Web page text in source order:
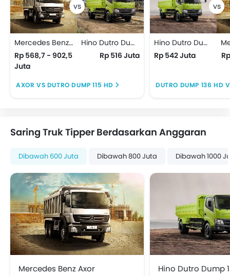
Mercedes Benz Axor
Rp 568,7 - 902,5
Juta
Hino Dutro Dump 115 HD
Rp 516 Juta
AXOR VS DUTRO DUMP 115 HD
Hino Dutro Dump 136 HD
Rp 542 Juta
DUTRO DUMP 136 HD
Saring Truk Tipper Berdasarkan Anggaran
Dibawah 600 Juta Dibawah 800 Juta Dibawah 1000
Mercedes Benz Axor
Hino Dutro Dump